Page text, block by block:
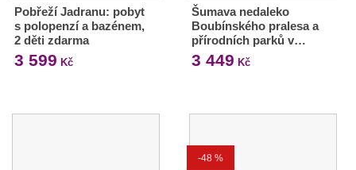
Pobřeží Jadranu: pobyt
s polopenzí a bazénem,
2 děti zdarma
3 599 Kč
Šumava nedaleko
Boubínského pralesa a
přírodních parků v…
3 449 Kč
-48 %